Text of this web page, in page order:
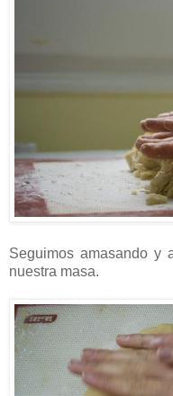
Seguimos amasando y
nuestra masa.